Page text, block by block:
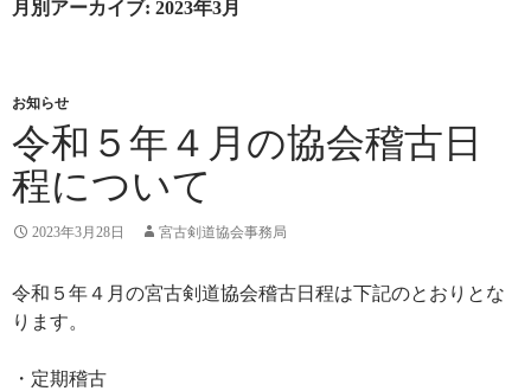
月別アーカイブ: 2023年3月
お知らせ
令和５年４月の協会稽古日
程について
2023年3月28日 宮古剣道協会事務局
令和５年４月の宮古剣道協会稽古日程は下記のとおりとな
ります。
・定期稽古